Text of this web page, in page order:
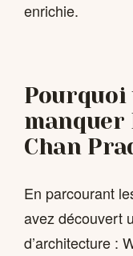
enrichie.
Pourquoi
manquer
Chan
En parcourant
avez découvert
d’architecture :